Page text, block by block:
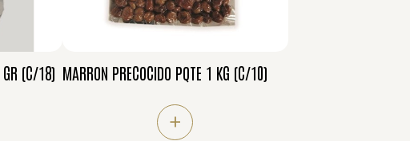
GR (C/18) MARRON PRECOCIDO PQTE 1 KG (C/10)
+